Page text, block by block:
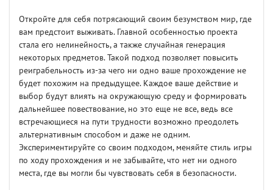
Откройте для себя потрясающий своим безумством мир, где
вам предстоит выживать. Главной особенностью проекта
стала его нелинейность, а также случайная генерация
некоторых предметов. Такой подход позволяет повысить
реиграбельность из-за чего ни одно ваше прохождение не
будет похожим на предыдущее. Каждое ваше действие и
выбор будут влиять на окружающую среду и формировать
дальнейшее повествование, но это еще не все, ведь все
встречающиеся на пути трудности возможно преодолеть
альтернативным способом и даже не одним.
Экспериментируйте со своим подходом, меняйте стиль игры
по ходу прохождения и не забывайте, что нет ни одного
места, где вы могли бы чувствовать себя в безопасности.